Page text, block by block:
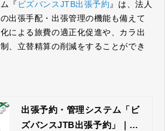
『 ビズバンスJTB出張予約 』は、法人
出張手配・出張管理の機能も備えて
による旅費の適正化促進や、カラ出
、立替精算の削減をすることができ
出張予約・管理システム「ビ
ズバンスJTB出張予約」｜株